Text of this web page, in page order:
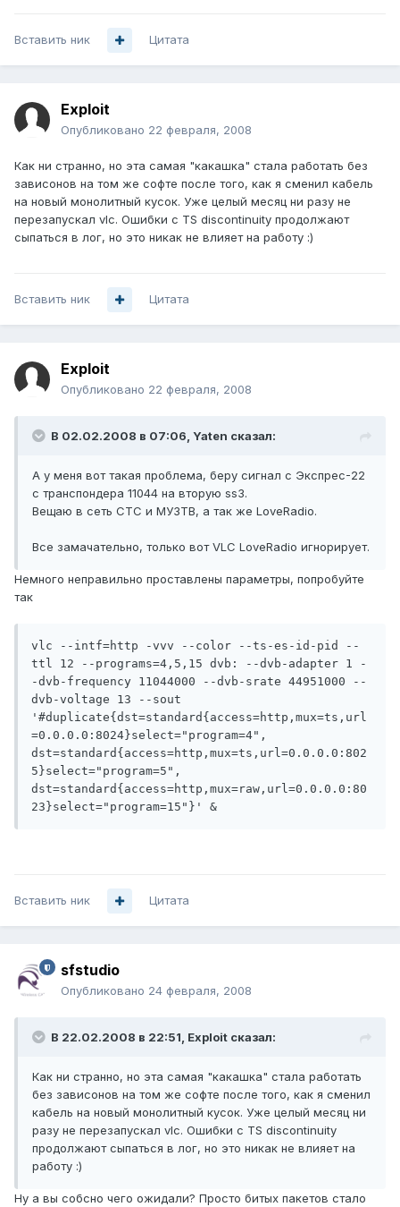
Вставить ник Цитата
Exploit
Опубликовано 22 февраля, 2008
Как ни странно, но эта самая "какашка" стала работать без
зависонов на том же софте после того, как я сменил кабель
на новый монолитный кусок. Уже целый месяц ни разу не
перезапускал vlc. Ошибки с TS discontinuity продолжают
сыпаться в лог, но это никак не влияет на работу :)
Вставить ник Цитата
Exploit
Опубликовано 22 февраля, 2008
В 02.02.2008 в 07:06, Yaten сказал:
А у меня вот такая проблема, беру сигнал с Экспрес-22
с транспондера 11044 на вторую ss3.
Вещаю в сеть CTC и МУЗТВ, а так же LoveRadio.
Все замачательно, только вот VLC LoveRadio игнорирует.
Немного неправильно проставлены параметры, попробуйте
так
vlc --intf=http -vvv --color --ts-es-id-pid --
ttl 12 --programs=4,5,15 dvb: --dvb-adapter 1 -
-dvb-frequency 11044000 --dvb-srate 44951000 --
dvb-voltage 13 --sout
'#duplicate{dst=standard{access=http,mux=ts,url
=0.0.0.0:8024}select="program=4",
dst=standard{access=http,mux=ts,url=0.0.0.0:802
5}select="program=5",
dst=standard{access=http,mux=raw,url=0.0.0.0:80
23}select="program=15"}' &
Вставить ник Цитата
sfstudio
Опубликовано 24 февраля, 2008
В 22.02.2008 в 22:51, Exploit сказал:
Как ни странно, но эта самая "какашка" стала работать
без зависонов на том же софте после того, как я сменил
кабель на новый монолитный кусок. Уже целый месяц ни
разу не перезапускал vlc. Ошибки с TS discontinuity
продолжают сыпаться в лог, но это никак не влияет на
работу :)
Ну а вы собсно чего ожидали? Просто битых пакетов стало